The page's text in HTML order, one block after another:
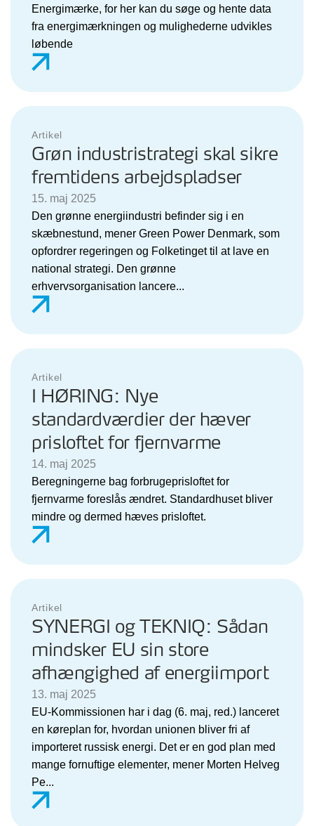
Energimærke, for her kan du søge og hente data
fra energimærkningen og mulighederne udvikles
løbende
Artikel
Grøn industristrategi skal sikre
fremtidens arbejdspladser
15. maj 2025
Den grønne energiindustri befinder sig i en
skæbnestund, mener Green Power Denmark, som
opfordrer regeringen og Folketinget til at lave en
national strategi. Den grønne
erhvervsorganisation lancere...
Artikel
I HØRING: Nye
standardværdier der hæver
prisloftet for fjernvarme
14. maj 2025
Beregningerne bag forbrugeprisloftet for
fjernvarme foreslås ændret. Standardhuset bliver
mindre og dermed hæves prisloftet.
Artikel
SYNERGI og TEKNIQ: Sådan
mindsker EU sin store
afhængighed af energiimport
13. maj 2025
EU-Kommissionen har i dag (6. maj, red.) lanceret
en køreplan for, hvordan unionen bliver fri af
importeret russisk energi. Det er en god plan med
mange fornuftige elementer, mener Morten Helveg
Pe...